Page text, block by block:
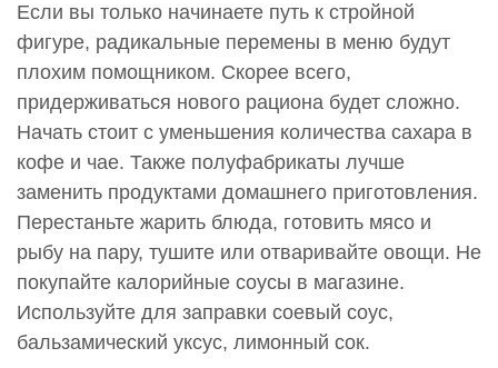
Если вы только начинаете путь к стройной
фигуре, радикальные перемены в меню будут
плохим помощником. Скорее всего,
придерживаться нового рациона будет сложно.
Начать стоит с уменьшения количества сахара в
кофе и чае. Также полуфабрикаты лучше
заменить продуктами домашнего приготовления.
Перестаньте жарить блюда, готовить мясо и
рыбу на пару, тушите или отваривайте овощи. Не
покупайте калорийные соусы в магазине.
Используйте для заправки соевый соус,
бальзамический уксус, лимонный сок.